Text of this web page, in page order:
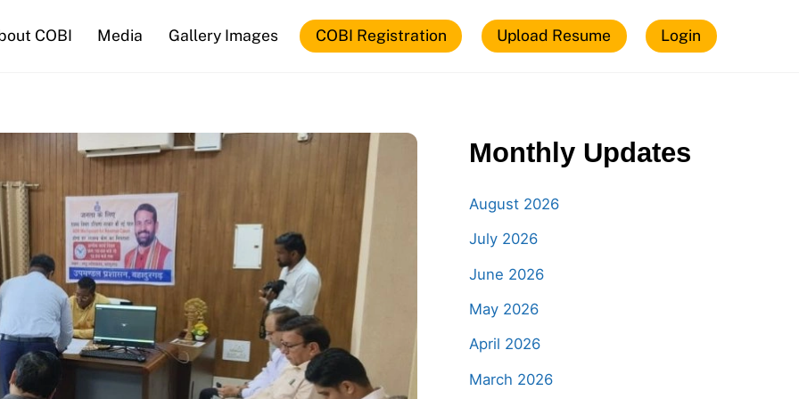
COBI Media Gallery Images COBI Registration Upload Resume Login
Monthly Updates
August 2026
July 2026
June 2026
May 2026
April 2026
March 2026